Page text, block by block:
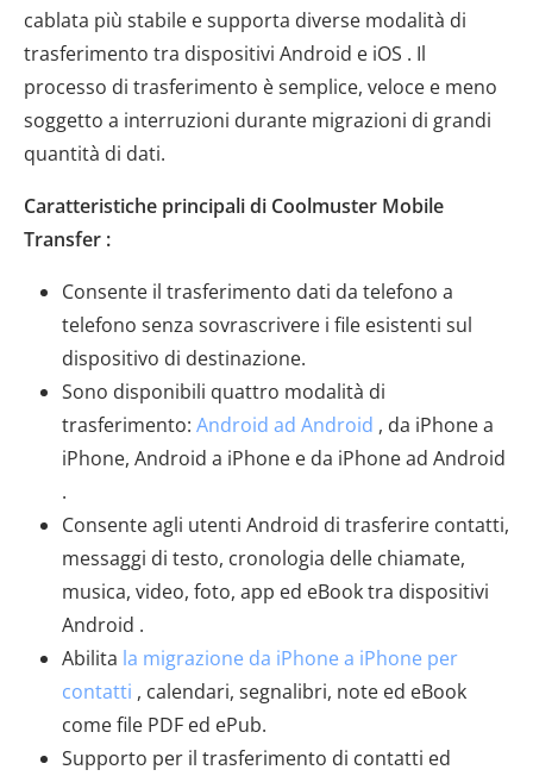
cablata più stabile e supporta diverse modalità di
trasferimento tra dispositivi Android e iOS . Il
processo di trasferimento è semplice, veloce e meno
soggetto a interruzioni durante migrazioni di grandi
quantità di dati.
Caratteristiche principali di Coolmuster Mobile
Transfer :
Consente il trasferimento dati da telefono a
telefono senza sovrascrivere i file esistenti sul
dispositivo di destinazione.
Sono disponibili quattro modalità di
trasferimento: Android ad Android , da iPhone a
iPhone, Android a iPhone e da iPhone ad Android
.
Consente agli utenti Android di trasferire contatti,
messaggi di testo, cronologia delle chiamate,
musica, video, foto, app ed eBook tra dispositivi
Android .
Abilita la migrazione da iPhone a iPhone per
contatti , calendari, segnalibri, note ed eBook
come file PDF ed ePub.
Supporto per il trasferimento di contatti ed